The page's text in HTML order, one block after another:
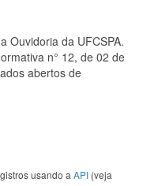
Ouvidoria da UFCSPA.
n° 12, de 02 de
abertos de
usando a API (veja